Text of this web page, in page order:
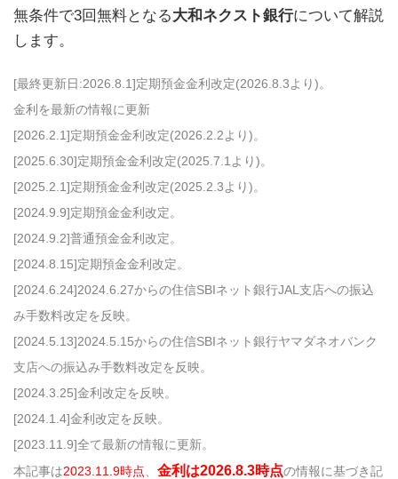
無条件で3回無料となる大和ネクスト銀行について解説
します。
[最終更新日:2026.8.1]定期預金金利改定(2026.8.3より)。
金利を最新の情報に更新
[2026.2.1]定期預金金利改定(2026.2.2より)。
[2025.6.30]定期預金金利改定(2025.7.1より)。
[2025.2.1]定期預金金利改定(2025.2.3より)。
[2024.9.9]定期預金金利改定。
[2024.9.2]普通預金金利改定。
[2024.8.15]定期預金金利改定。
[2024.6.24]2024.6.27からの住信SBIネット銀行JAL支店への振込
み手数料改定を反映。
[2024.5.13]2024.5.15からの住信SBIネット銀行ヤマダネオバンク
支店への振込み手数料改定を反映。
[2024.3.25]金利改定を反映。
[2024.1.4]金利改定を反映。
[2023.11.9]全て最新の情報に更新。
本記事は2023.11.9時点 、 金利は2026.8.3時点の情報に基づき記